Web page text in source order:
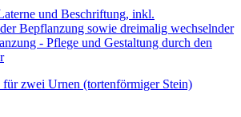
und Beschriftung, inkl.
Bepflanzung sowie dreimalig wechselnder
- Pflege und Gestaltung durch den
zwei Urnen (tortenförmiger Stein)